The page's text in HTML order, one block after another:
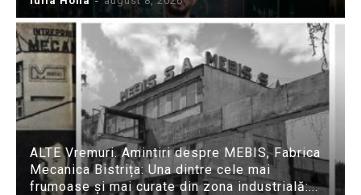
ALTE Vremuri. Amintiri despre MEBIS, Fabrica
Mecanica Bistrița: Una dintre cele mai
frumoase și mai curate din zona industrială:...